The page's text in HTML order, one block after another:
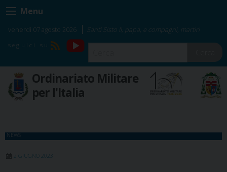
Skip
to
content
Menu
venerdì 07 agosto 2026 Santi Sisto II, papa, e compagni, martiri
RSS
YouTube
Ordinariato Militare
per l'Italia
NEWS
2 GIUGNO 2023